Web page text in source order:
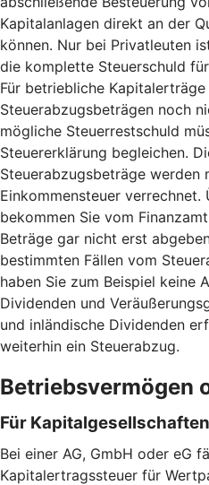
Kapitalanlagen direkt an der
können. Nur bei Privatleuten
die komplette Steuerschuld
Für betriebliche
Steuerabzugsbeträgen noch
mögliche Steuerrestschuld
Steuererklärung begleichen.
Steuerabzugsbeträge
Einkommensteuer verrechnet.
bekommen Sie vom
Beträge gar nicht erst
bestimmten Fällen vom
haben Sie zum Beispiel keine
Dividenden und
und inländische Dividenden
weiterhin ein Steuerabzug.
Betriebsvermögen
Für Kapitalgesellschaften
Bei einer AG, GmbH oder eG
Kapitalertragssteuer für